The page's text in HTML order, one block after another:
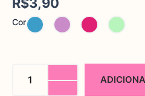
Cor
Borracha
Max
quantidade